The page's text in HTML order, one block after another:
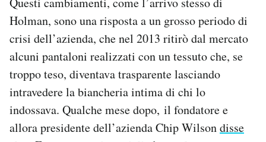
Holman, sono una risposta a un grosso periodo di
crisi dell’azienda, che nel 2013 ritirò dal mercato
alcuni pantaloni realizzati con un tessuto che, se
troppo teso, diventava trasparente lasciando
intravedere la biancheria intima di chi lo
indossava. Qualche mese dopo, il fondatore e
allora presidente dell’azienda Chip Wilsondisse